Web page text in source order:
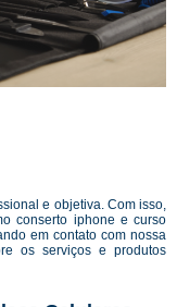
e objetiva. Com isso,
conserto iphone e curso
em contato com nossa
os serviços e produtos